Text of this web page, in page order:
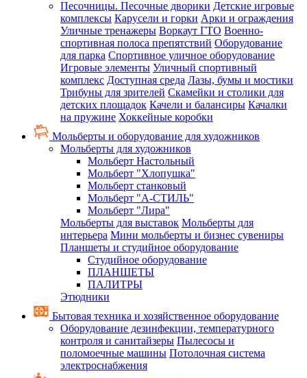
Песочницы. Песочные дворики Детские игровые
комплексы Карусели и горки Арки и ограждения
Уличные тренажеры Воркаут ГТО Военно-
спортивная полоса препятствий Оборудование
для парка Спортивное уличное оборудование
Игровые элементы Уличный спортивный
комплекс Доступная среда Лазы, бумы и мостики
Трибуны для зрителей Скамейки и столики для
детских площадок Качели и балансиры Качалки
на пружине Хоккейные коробки
Мольберты и оборудование для художников
Мольберты для художников
Мольберт Настольный
Мольберт "Хлопушка"
Мольберт станковый
Мольберт "А-СТИЛЬ"
Мольберт "Лира"
Мольберты для выставок Мольберты для
интерьера Мини мольберты и бизнес сувениры
Планшеты и студийное оборудование
Студийное оборудование
ПЛАНШЕТЫ
ПАЛИТРЫ
Этюдники
Бытовая техника и хозяйственное оборудование
Оборудование дезинфекции, температурного
контроля и санитайзеры Пылесосы и
поломоечные машины Потолочная система
электроснабжения